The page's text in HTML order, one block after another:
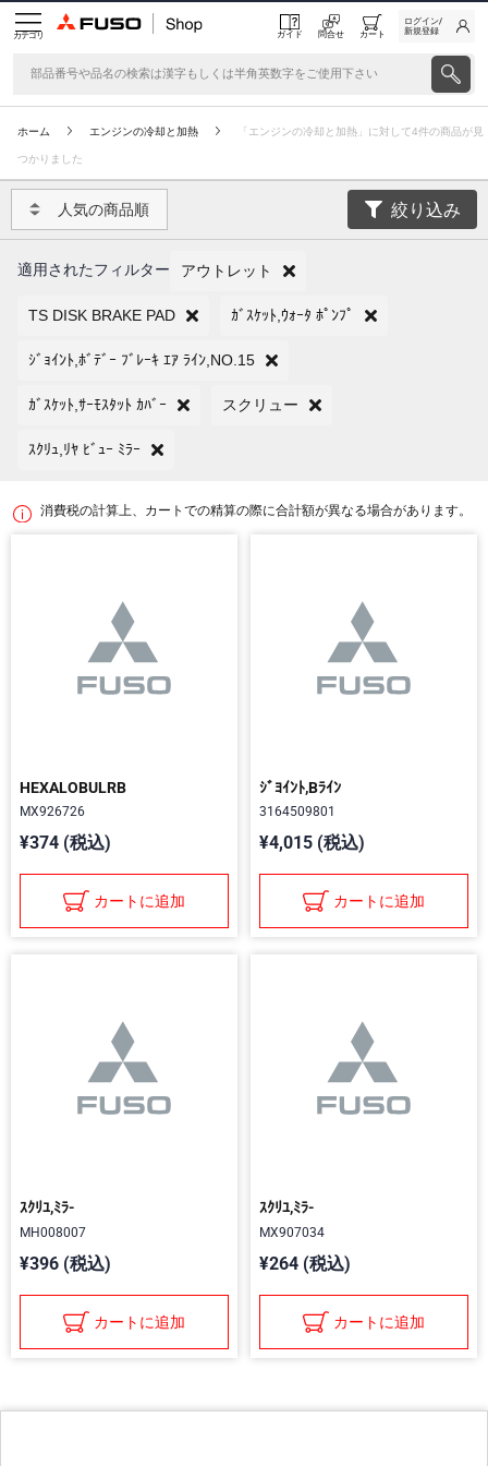
カテゴリ ガイド 問合せ カート
ログイン/
新規登録
ホーム エンジンの冷却と加熱 「エンジンの冷却と加熱」に対して4件の商品が見
つかりました
人気の商品順 絞り込み
適用されたフィルター アウトレット
TS DISK BRAKE PAD ｶﾞｽｹｯﾄ,ｳｫｰﾀ ﾎﾟﾝﾌﾟ
ｼﾞｮｲﾝﾄ,ﾎﾞﾃﾞｰ ﾌﾞﾚｰｷ ｴｱ ﾗｲﾝ,NO.15
ｶﾞｽｹｯﾄ,ｻｰﾓｽﾀｯﾄ ｶﾊﾞｰ スクリュー
ｽｸﾘｭ,ﾘﾔ ﾋﾞｭｰ ﾐﾗｰ
消費税の計算上、カートでの精算の際に合計額が異なる場合があります。
HEXALOBULRB
MX926726
¥374 (税込)
カートに追加
ｼﾞﾖｲﾝﾄ,Bﾗｲﾝ
3164509801
¥4,015 (税込)
カートに追加
ｽｸﾘﾕ,ﾐﾗ-
MH008007
¥396 (税込)
カートに追加
ｽｸﾘﾕ,ﾐﾗ-
MX907034
¥264 (税込)
カートに追加